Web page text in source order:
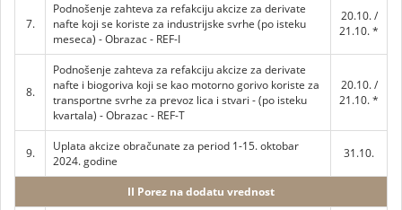
7.
Podnošenje zahteva za refakciju akcize za derivate
nafte koji se koriste za industrijske svrhe (po isteku
meseca) - Obrazac - REF-I
20.10. /
21.10. *
8.
Podnošenje zahteva za refakciju akcize za derivate
nafte i biogoriva koji se kao motorno gorivo koriste za
transportne svrhe za prevoz lica i stvari - (po isteku
kvartala) - Obrazac - REF-T
20.10. /
21.10. *
9.
Uplata akcize obračunate za period 1-15. oktobar
2024. godine
31.10.
II Porez na dodatu vrednost